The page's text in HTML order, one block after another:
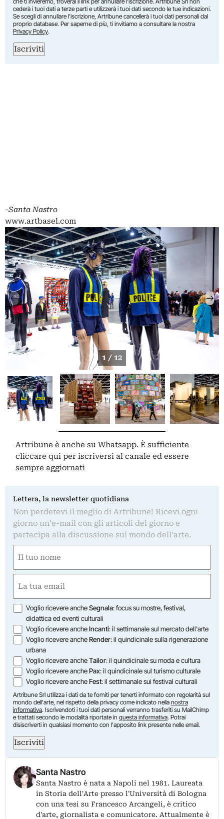
cederà i tuoi dati a terze parti e utilizzerà i tuoi dati secondo le tue indicazioni.
Se scegli di annullare l’iscrizione, Artribune cancellerà i tuoi dati personali dal
proprio database. Per saperne di più, ti invitiamo a consultare la nostra
Privacy Policy.
Iscriviti
-Santa Nastro
www.artbasel.com
1 / 12
Artribune è anche su Whatsapp. È sufficiente
cliccare qui per iscriversi al canale ed essere
sempre aggiornati
Lettera, la newsletter quotidiana
Non perdetevi il meglio di Artribune! Ricevi ogni
giorno un'e-mail con gli articoli del giorno e
partecipa alla discussione sul mondo dell'arte.
(Required)
First
(Required)
Opzioni
Voglio ricevere ancheSegnala: focus su mostre, festival,
didattica ed eventi culturali
Voglio ricevere ancheIncanti: il settimanale sul mercato dell'arte
Voglio ricevere ancheRender: il quindicinale sulla rigenerazione
urbana
Voglio ricevere ancheTailor: il quindicinale su moda e cultura
Voglio ricevere anchePax: il quindicinale sul turismo culturale
Voglio ricevere ancheFest: il settimanale sui festival culturali
Artribune Srl utilizza i dati da te forniti per tenerti informato con regolarità sul
mondo dell'arte, nel rispetto della privacy come indicato nella nostra
informativa. Iscrivendoti i tuoi dati personali verranno trasferiti su MailChimp
e trattati secondo le modalità riportate in questa informativa. Potrai
disiscriverti in qualsiasi momento con l'apposito link presente nelle email.
Iscriviti
Santa Nastro
Santa Nastro è nata a Napoli nel 1981. Laureata
in Storia dell'Arte presso l'Università di Bologna
con una tesi su Francesco Arcangeli, è critico
d'arte, giornalista e comunicatore. Attualmente è